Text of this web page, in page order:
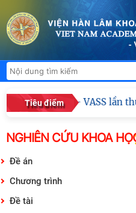
Tiêu điểm
thoại ICWA – VASS lần
NGHIÊN CỨU KHOA
Đề án
Chương trình
Đề tài